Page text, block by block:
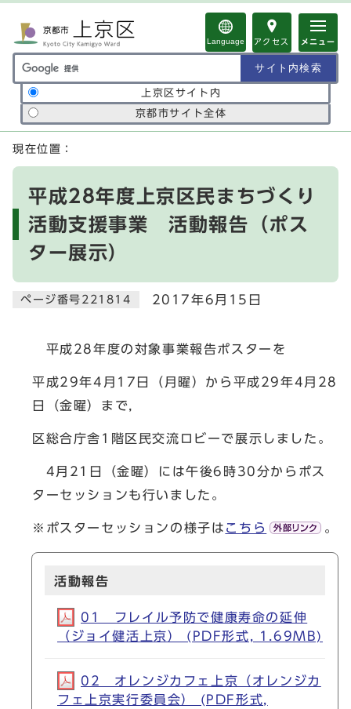
Language アクセス メニュー
サイト内検索の範囲
上京区サイト内
京都市サイト全体
ここから本文です
現在位置：
平成28年度上京区民まちづくり
活動支援事業 活動報告（ポス
ター展示）
ページ番号221814 2017年6月15日
平成28年度の対象事業報告ポスターを
平成29年4月17日（月曜）から平成29年4月28
日（金曜）まで，
区総合庁舎1階区民交流ロビーで展示しました。
4月21日（金曜）には午後6時30分からポス
ターセッションも行いました。
※ポスターセッションの様子は こちら 。
活動報告
01 フレイル予防で健康寿命の延伸
（ジョイ健活上京） (PDF形式, 1.69MB)
02 オレンジカフェ上京（オレンジカ
フェ上京実行委員会） (PDF形式,